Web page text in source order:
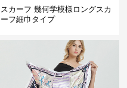
スカーフ 幾何学模様ロングスカ
ーフ細巾タイプ